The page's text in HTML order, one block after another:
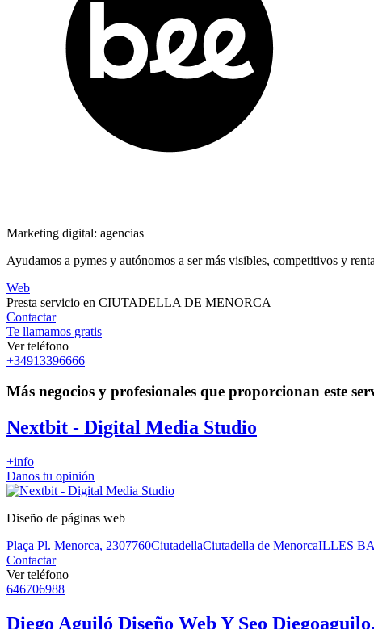
Marketing digital: agencias
Ayudamos a pymes y autónomos a ser más visibles, competitivos y
Web
Presta servicio en CIUTADELLA DE MENORCA
Contactar
Te llamamos gratis
Ver teléfono
+34913396666
Más negocios y profesionales que proporcionan este
Nextbit - Digital Media Studio
+info
Danos tu opinión
Diseño de páginas web
Plaça Pl. Menorca, 2307760CiutadellaCiutadella de MenorcaILLES
Contactar
Ver teléfono
646706988
Diego Aguiló Diseño Web Y Seo